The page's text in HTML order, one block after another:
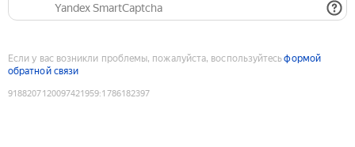
Yandex SmartCaptcha
Если у вас возникли проблемы, пожалуйста, воспользуйтесьформой
обратной связи
9188207120097421959:1786182397